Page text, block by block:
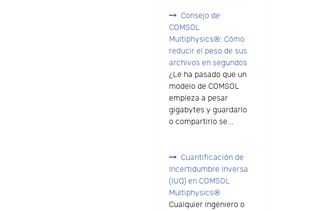
Consejo de
COMSOL
Multiphysics®: Cómo
reducir el peso de sus
archivos en segundos
¿Le ha pasado que un
modelo de COMSOL
empieza a pesar
gigabytes y guardarlo
o compartirlo se...
Cuantificación de
Incertidumbre Inversa
(IUQ) en COMSOL
Multiphysics®
Cualquier ingeniero o